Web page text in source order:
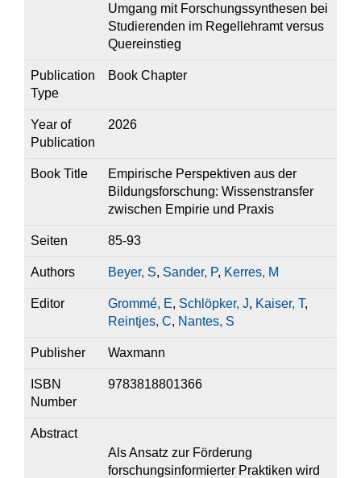
Umgang mit Forschungssynthesen bei
Studierenden im Regellehramt versus
Quereinstieg
Publication
Type
Book Chapter
Year of
Publication
2026
Book Title
Empirische Perspektiven aus der
Bildungsforschung: Wissenstransfer
zwischen Empirie und Praxis
Seiten 85-93
Authors Beyer, S, Sander, P, Kerres, M
Editor Grommé, E, Schlöpker, J, Kaiser, T,
Reintjes, C, Nantes, S
Publisher Waxmann
ISBN
Number
9783818801366
Abstract
Als Ansatz zur Förderung
forschungsinformierter Praktiken wird